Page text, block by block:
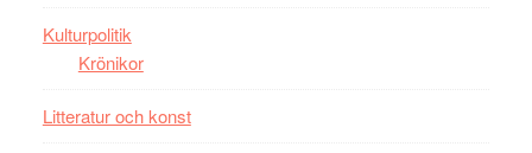
Kulturpolitik
Krönikor
Litteratur och konst